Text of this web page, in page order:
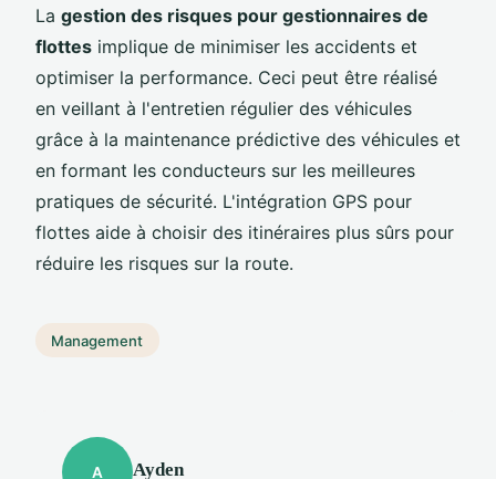
La gestion des risques pour gestionnaires de
flottes implique de minimiser les accidents et
optimiser la performance. Ceci peut être réalisé
en veillant à l'entretien régulier des véhicules
grâce à la maintenance prédictive des véhicules et
en formant les conducteurs sur les meilleures
pratiques de sécurité. L'intégration GPS pour
flottes aide à choisir des itinéraires plus sûrs pour
réduire les risques sur la route.
Management
A Ayden